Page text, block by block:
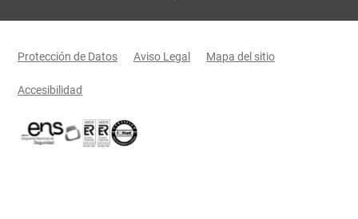
Menú legal
Protección de Datos Aviso Legal Mapa del sitio
Accesibilidad